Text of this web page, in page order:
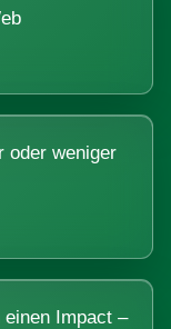
oder weniger
Impact –